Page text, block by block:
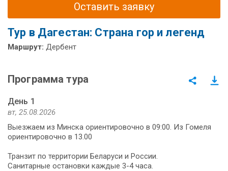
Оставить заявку
Тур в Дагестан: Страна гор и легенд
Маршрут: Дербент
Программа тура
День 1
вт, 25.08.2026
Выезжаем из Минска ориентировочно в 09:00. Из Гомеля
ориентировочно в 13.00
Транзит по территории Беларуси и России.
Санитарные остановки каждые 3-4 часа.